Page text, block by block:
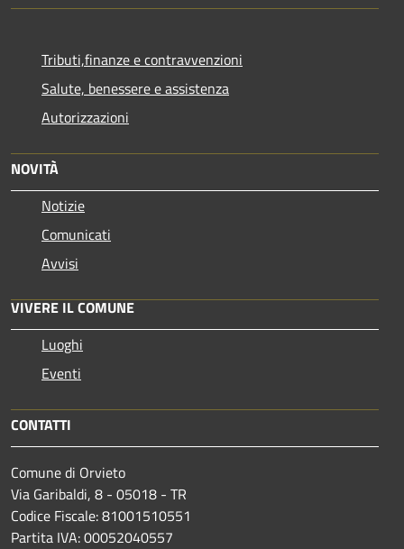
Tributi,finanze e contravvenzioni
Salute, benessere e assistenza
Autorizzazioni
NOVITÀ
Notizie
Comunicati
Avvisi
VIVERE IL COMUNE
Luoghi
Eventi
CONTATTI
Comune di Orvieto
Via Garibaldi, 8 - 05018 - TR
Codice Fiscale: 81001510551
Partita IVA: 00052040557